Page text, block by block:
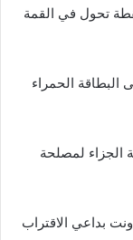
تحول في القمة
الحمراء
الجزاء لمصلحة
بداعي الاقتراب